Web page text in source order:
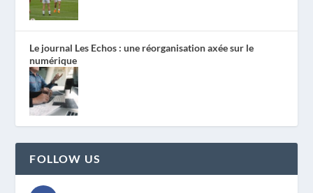
Le journal Les Echos : une réorganisation axée sur le
numérique
FOLLOW US